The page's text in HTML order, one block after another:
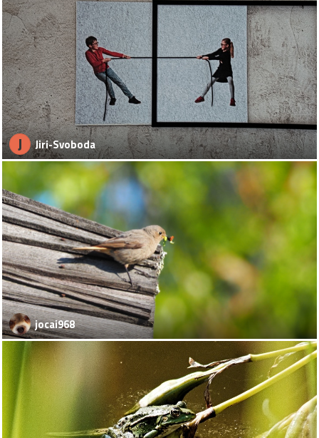
J Jiri-Svoboda
jocai968